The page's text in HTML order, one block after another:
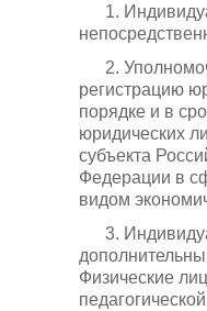
1.
2.
регистрацию
порядке и в
юридических
субъекта
Федерации в
видом
3.
Физические